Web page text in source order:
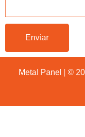
Metal Panel | ©